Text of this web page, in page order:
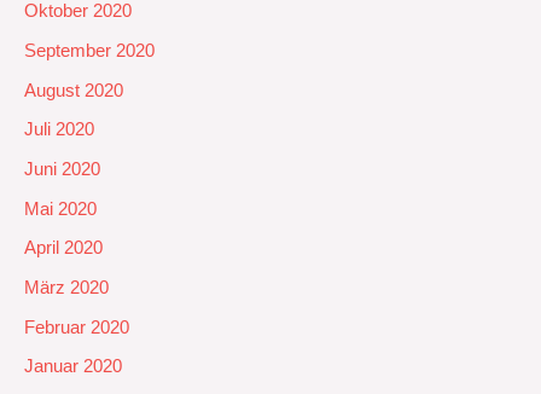
Oktober 2020
September 2020
August 2020
Juli 2020
Juni 2020
Mai 2020
April 2020
März 2020
Februar 2020
Januar 2020